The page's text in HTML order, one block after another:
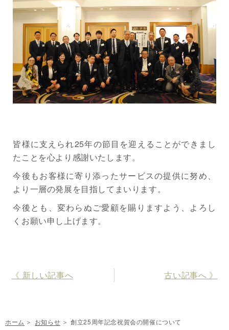
皆様に支えられ25年の節目を迎えることができまし
たことを心より感謝いたします。
今後もお客様に寄り添ったサービスの提供に努め、
より一層の発展を目指してまいります。
今後とも、変わらぬご愛顧を賜りますよう、よろし
くお願い申し上げます。
《 新しい記事へ 古い記事へ 》
ホーム お知らせ 創立25周年記念祝賀会の開催について